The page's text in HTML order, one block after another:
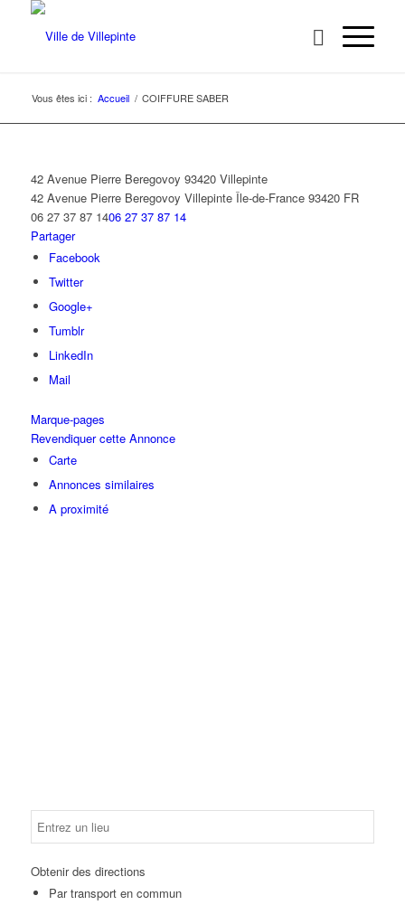
Vous êtes ici : Accueil / COIFFURE SABER
42 Avenue Pierre Beregovoy 93420 Villepinte
42 Avenue Pierre Beregovoy Villepinte Île-de-France 93420 FR
06 27 37 87 1406 27 37 87 14
Partager
Facebook
Twitter
Google+
Tumblr
LinkedIn
Mail
Marque-pages
Revendiquer cette Annonce
Carte
Annonces similaires
A proximité
Obtenir des directions
Par transport en commun